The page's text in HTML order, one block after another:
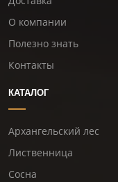
О компании
Полезно знать
Контакты
КАТАЛОГ
Архангельский лес
Лиственница
Сосна